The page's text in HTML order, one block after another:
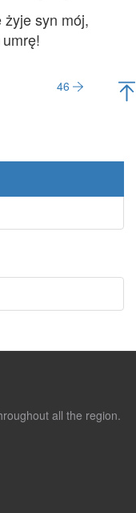
żyje syn mój,
46
all the region.